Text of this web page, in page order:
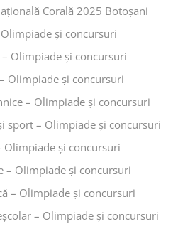
Corală 2025 Botoșani
și concursuri
Olimpiade și concursuri
Olimpiade și concursuri
– Olimpiade și concursuri
sport – Olimpiade și concursuri
Olimpiade și concursuri
– Olimpiade și concursuri
– Olimpiade și concursuri
– Olimpiade și concursuri